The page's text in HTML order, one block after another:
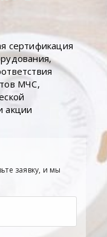
сертификация
МЧС,
акции
заявку, и мы